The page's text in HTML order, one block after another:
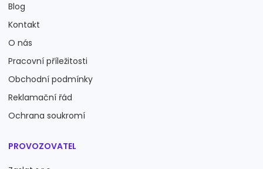
Blog
Kontakt
O nás
Pracovní příležitosti
Obchodní podmínky
Reklamační řád
Ochrana soukromí
PROVOZOVATEL